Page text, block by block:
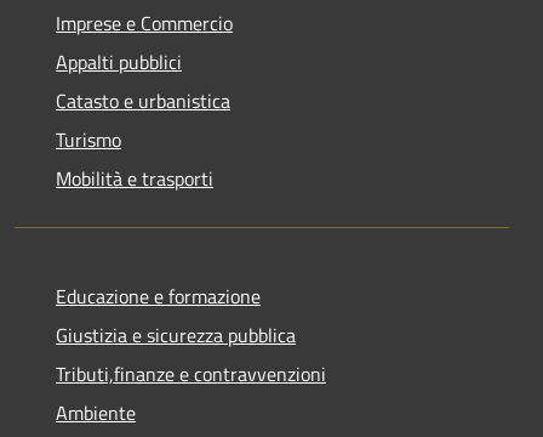
Imprese e Commercio
Appalti pubblici
Catasto e urbanistica
Turismo
Mobilità e trasporti
Educazione e formazione
Giustizia e sicurezza pubblica
Tributi,finanze e contravvenzioni
Ambiente